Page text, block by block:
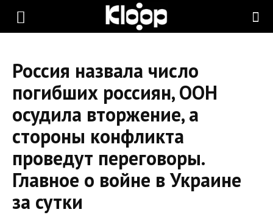
KLOOP.KG
Новости
Кыргызстана
Россия назвала число
погибших россиян, ООН
осудила вторжение, а
стороны конфликта
проведут переговоры.
Главное о войне в Украине
за сутки